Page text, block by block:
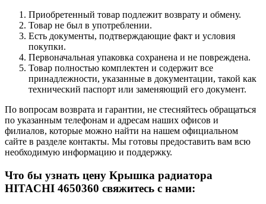
Приобретенный товар подлежит возврату и обмену.
Товар не был в употреблении.
Есть документы, подтверждающие факт и условия
покупки.
Первоначальная упаковка сохранена и не повреждена.
Товар полностью комплектен и содержит все
принадлежности, указанные в документации, такой как
технический паспорт или заменяющий его документ.
По вопросам возврата и гарантии, не стесняйтесь обращаться
по указанным телефонам и адресам наших офисов и
филиалов, которые можно найти на нашем официальном
сайте в разделе контакты. Мы готовы предоставить вам всю
необходимую информацию и поддержку.
Что бы узнать цену Крышка радиатора
HITACHI 4650360 свяжитесь с нами: